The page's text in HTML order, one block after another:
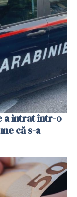
a intrat într-o
că s-a